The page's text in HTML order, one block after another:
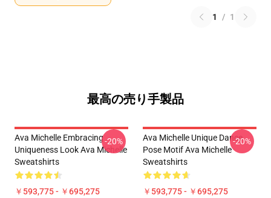
1 / 1
最高の売り手製品
Ava Michelle Embracing
Uniqueness Look Ava Michelle
Sweatshirts
￥593,775 - ￥695,275
-20%
Ava Michelle Unique Dance
Pose Motif Ava Michelle
Sweatshirts
￥593,775 - ￥695,275
-20%